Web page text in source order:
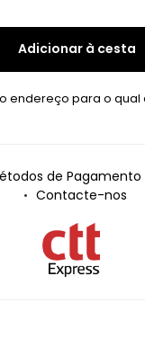
Adicionar à cesta
endereço para o
de Pagamento
Contacte-nos